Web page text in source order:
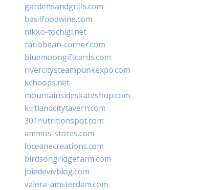
gardensandgrills.com
basilfoodwine.com
nikko-tochigi.net
caribbean-corner.com
bluemoongiftcards.com
rivercitysteampunkexpo.com
kchoops.net
mountainsideskateshop.com
kirtlandcitytavern.com
301nutritionspot.com
ammos-stores.com
loceanecreations.com
birdsongridgefarm.com
joiedevivblog.com
valera-amsterdam.com